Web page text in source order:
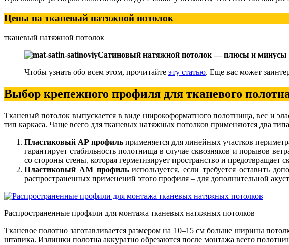
Цены на тканевый натяжной потолок
тканевый натяжной потолок
Сатиновый натяжной потолок — плюсы и минусы
Чтобы узнать обо всем этом, прочитайте эту статью. Еще вас может
Выбор крепежного профиля для тканевого
Тканевый потолок выпускается в виде широкоформатного полотнища, вес и
тип каркаса. Чаще всего для тканевых натяжных потолков применяются два
Пластиковый АР профиль применяется для линейных участков
гарантирует стабильность полотнища в случае сквозняков и порывов
со стороны стены, которая герметизирует пространство и предотвращает
Пластиковый АМ профильиспользуется, если требуется оставить
распространенных применений этого профиля – для дополнительной
Распространенные профили для монтажа тканевых натяжных потолков
Тканевое полотно заготавливается размером на 10–15 см больше ширины
штапика. Излишки полотна аккуратно обрезаются после монтажа всего